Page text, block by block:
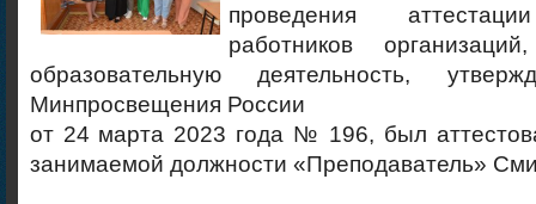
проведения
работников
образовательную деятельность,
Минпросвещения России
от 24 марта 2023 года № 196, был
занимаемой должности «Преподаватель»